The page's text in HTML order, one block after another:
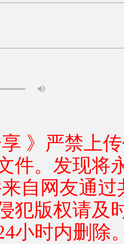
》严禁上
件。发现将
自网友通
犯版权请及
小时内删除